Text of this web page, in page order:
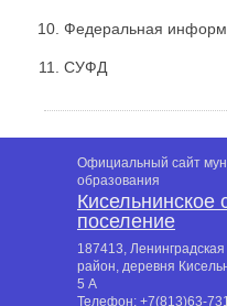
Федеральная
СУФД
Официальный сайт
образования
Кисельнинское
поселение
187413,
район, деревня
5 А
Телефон: +7(813)63-